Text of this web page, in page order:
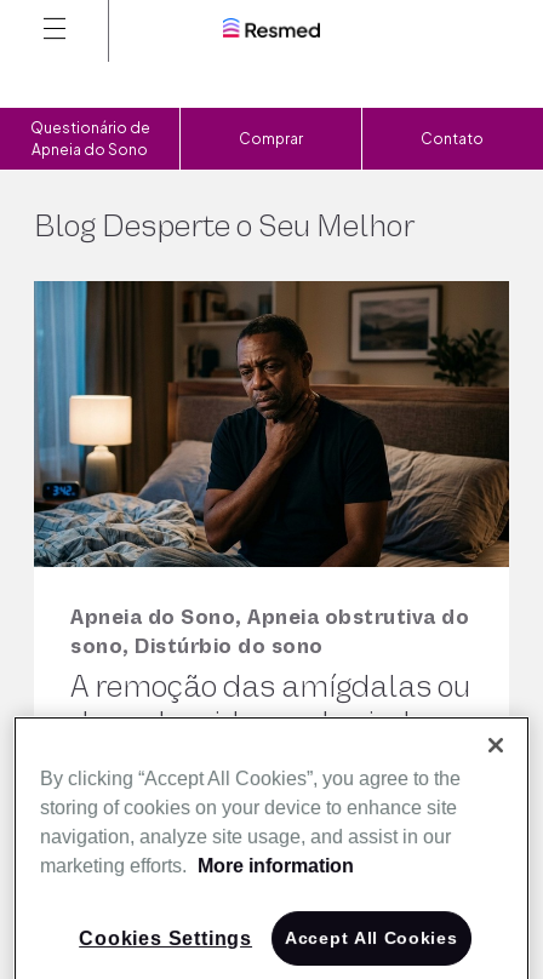
Questionário de
Apneia do Sono
Comprar Contato
Blog Desperte o Seu Melhor
Apneia do Sono, Apneia obstrutiva do
sono, Distúrbio do sono
A remoção das amígdalas ou
das adenoides pode ajudar
obstrutiva do sono (AOS)? |
Resmed Brasil
Apneia do Sono, Apneia obstrutiva do
sono, Distúrbio do sono
Como a apneia do sono pode
afetar a saúde mental |
ResMed
Apneia do Sono, Apneia obstrutiva do
sono, Distúrbio do sono
Apneia do sono leve:
sintomas, riscos e opções de
ResMed
By clicking “Accept All Cookies”, you agree to the
storing of cookies on your device to enhance site
navigation, analyze site usage, and assist in our
marketing efforts.
More information
Cookies Settings Accept All Cookies